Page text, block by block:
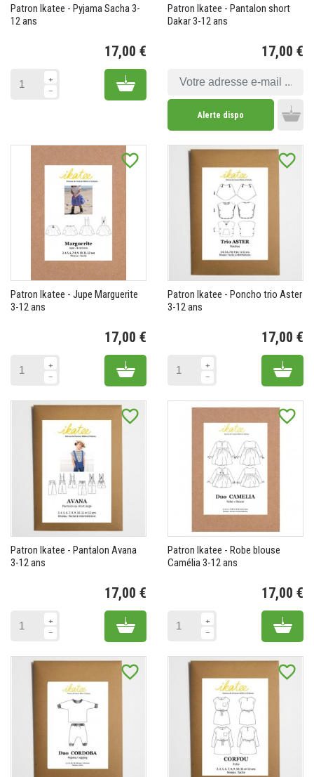
Patron Ikatee - Pyjama Sacha 3-
12 ans
17,00 €
Add to cart
Patron Ikatee - Pantalon short
Dakar 3-12 ans
17,00 €
Alerte dispo
favorite_border
Patron Ikatee - Jupe Marguerite
3-12 ans
17,00 €
Add to cart
favorite_border
Patron Ikatee - Poncho trio Aster
3-12 ans
17,00 €
Add
favorite_border
Patron Ikatee - Pantalon Avana
3-12 ans
17,00 €
Add to cart
favorite_border
Patron Ikatee - Robe blouse
Camélia 3-12 ans
17,00 €
Add
favorite_border favorite_border